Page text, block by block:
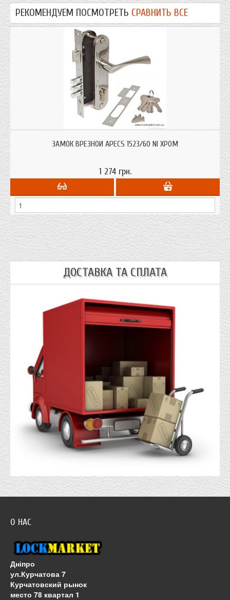
РЕКОМЕНДУЕМ ПОСМОТРЕТЬ СРАВНИТЬ ВСЕ
ЗАМОК ВРЕЗНОЙ APECS 1523/60 NI ХРОМ
1 274 грн.
ДОСТАВКА ТА СПЛАТА
О НАС
Дніпро
ул.Курчатова 7
Курчатовский рынок
место 78 квартал 1